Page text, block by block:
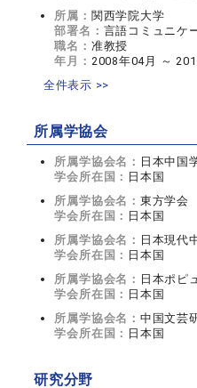
所属： 関西学院大学
部署名： 言語コミュニケ
職名： 准教授
年月： 2008年04月 ～
全件表示 >>
所属学協会
所属学協会名： 日本中国
学会所在国： 日本国
所属学協会名： 東方学会
学会所在国： 日本国
所属学協会名： 日本現代
学会所在国： 日本国
所属学協会名： 日本ポピ
学会所在国： 日本国
所属学協会名： 中国文芸
学会所在国： 日本国
研究分野